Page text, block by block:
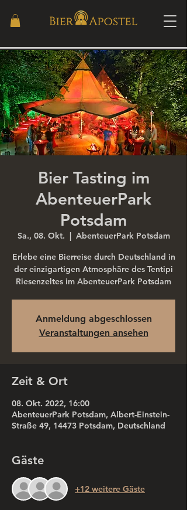
Bier Tasting im
AbenteuerPark
Potsdam
Sa., 08. Okt.
  |
AbenteuerPark Potsdam
Erlebe eine Bierreise durch Deutschland in
der einzigartigen Atmosphäre des Tentipi
Riesenzeltes im AbenteuerPark Potsdam
Anmeldung abgeschlossen
Veranstaltungen ansehen
Zeit & Ort
08. Okt. 2022, 16:00
AbenteuerPark Potsdam, Albert-Einstein-
Straße 49, 14473 Potsdam, Deutschland
Gäste
+12 weitere Gäste